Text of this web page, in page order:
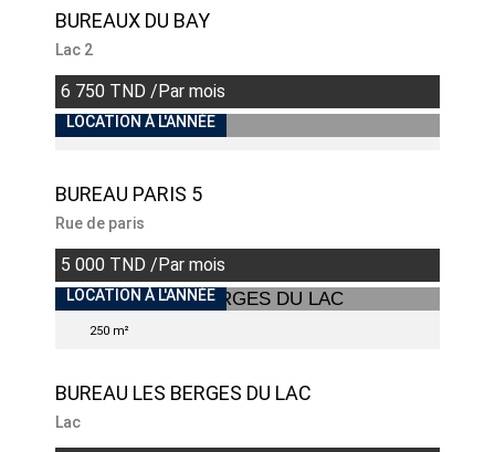
BUREAUX DU BAY
Lac 2
6 750 TND /Par mois
LOCATION À L'ANNÉE
BUREAU PARIS 5
Rue de paris
5 000 TND /Par mois
INDISPONIBLE
LOCATION À L'ANNÉE
250 m²
BUREAU LES BERGES DU LAC
Lac